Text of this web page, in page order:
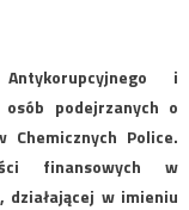
i
podejrzanych o
Chemicznych Police.
finansowych w
działającej w imieniu